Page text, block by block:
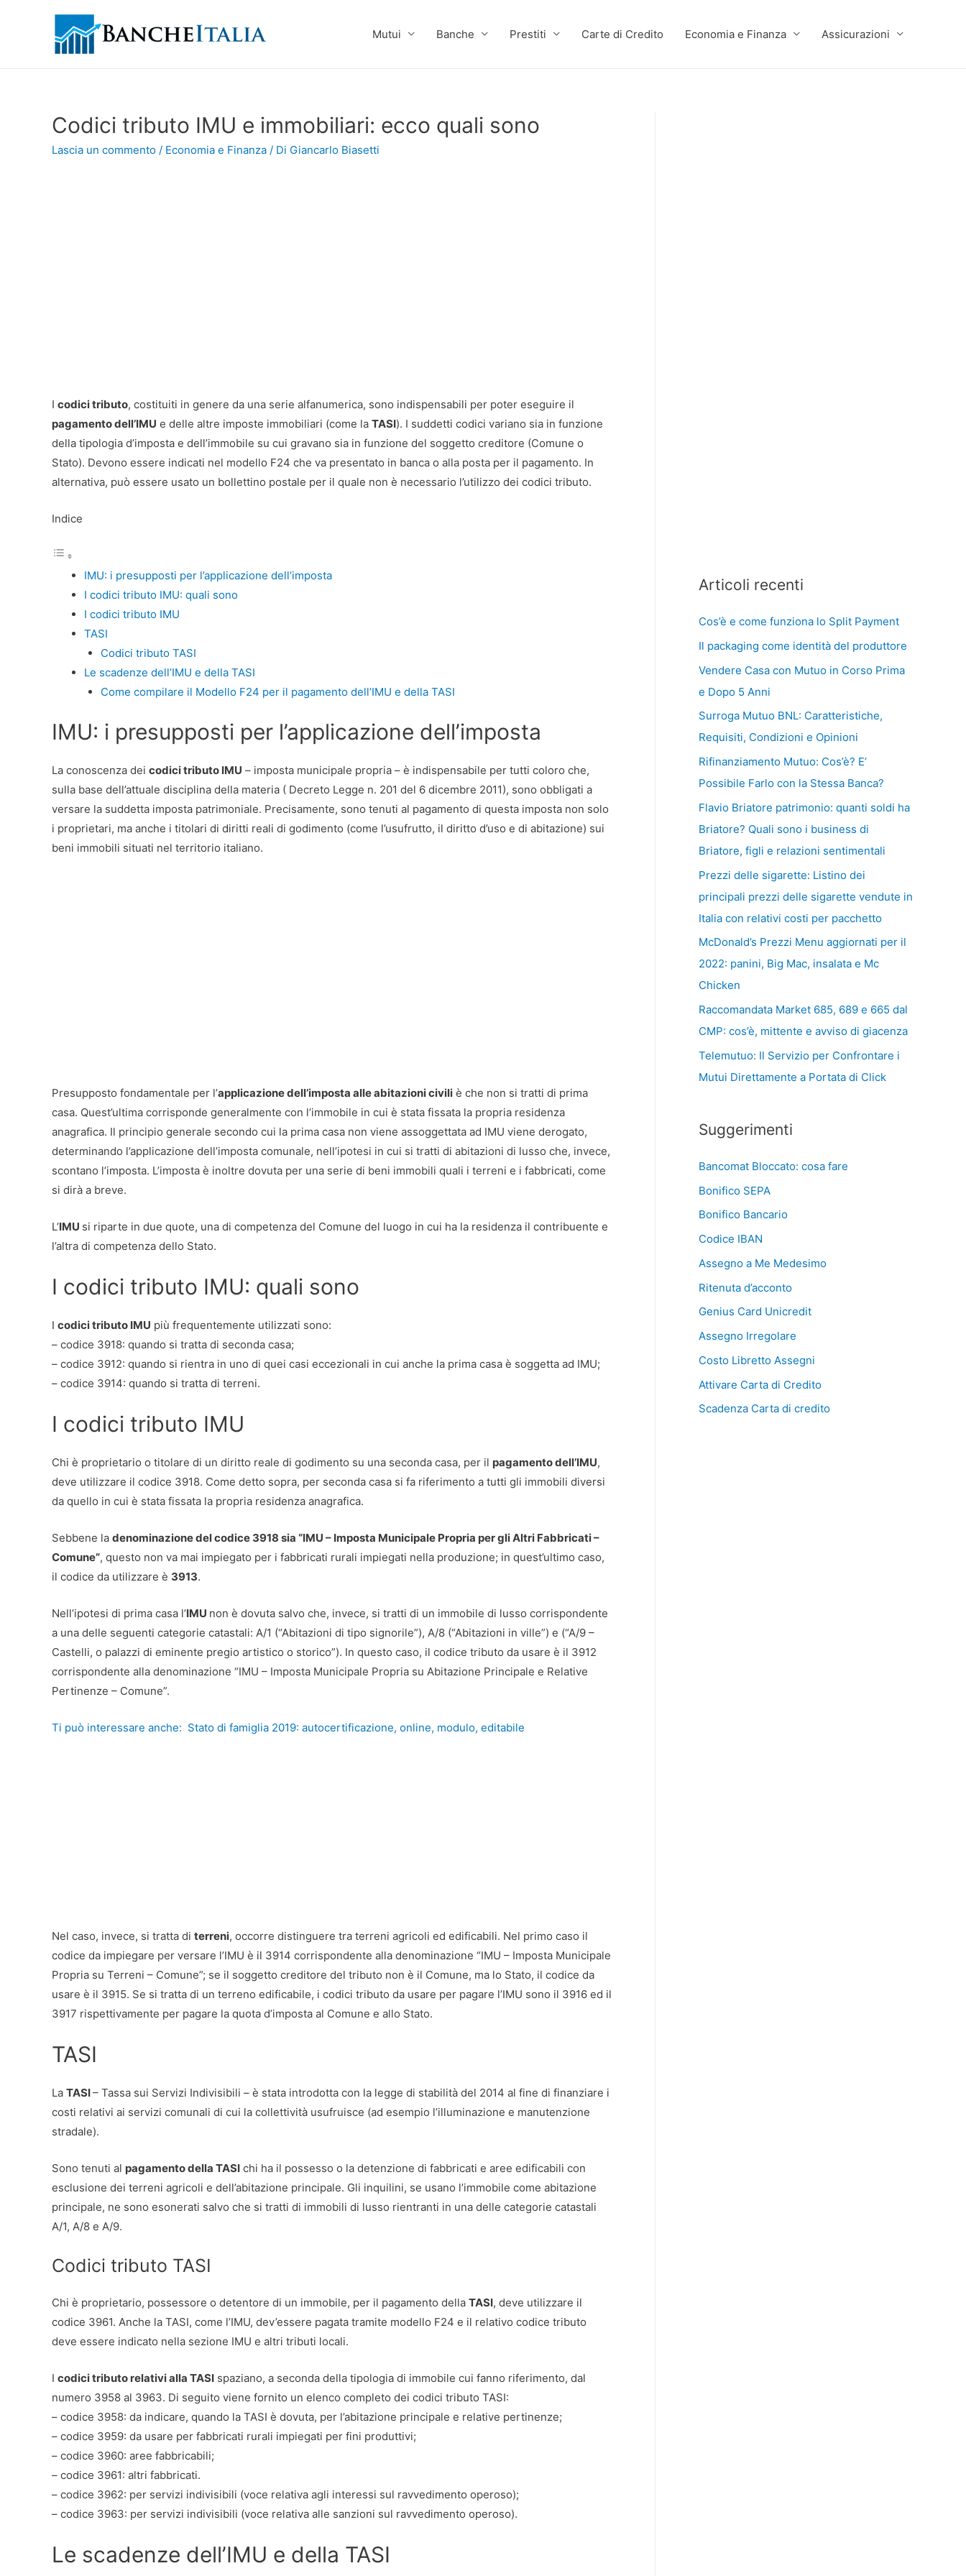
Mutui Banche Prestiti Carte di Credito Economia e Finanza Assicurazioni
Codici tributo IMU e immobiliari: ecco quali sono
Lascia un commento / Economia e Finanza / Di Giancarlo Biasetti
I codici tributo, costituiti in genere da una serie alfanumerica, sono indispensabili per poter eseguire il
pagamento dell’IMU e delle altre imposte immobiliari (come la TASI). I suddetti codici variano sia in funzione
della tipologia d’imposta e dell’immobile su cui gravano sia in funzione del soggetto creditore (Comune o
Stato). Devono essere indicati nel modello F24 che va presentato in banca o alla posta per il pagamento. In
alternativa, può essere usato un bollettino postale per il quale non è necessario l’utilizzo dei codici tributo.
Indice
IMU: i presupposti per l’applicazione dell’imposta
I codici tributo IMU: quali sono
I codici tributo IMU
TASI
Codici tributo TASI
Le scadenze dell’IMU e della TASI
Come compilare il Modello F24 per il pagamento dell’IMU e della TASI
IMU: i presupposti per l’applicazione dell’imposta
La conoscenza dei codici tributo IMU – imposta municipale propria – è indispensabile per tutti coloro che,
sulla base dell’attuale disciplina della materia ( Decreto Legge n. 201 del 6 dicembre 2011), sono obbligati a
versare la suddetta imposta patrimoniale. Precisamente, sono tenuti al pagamento di questa imposta non solo
i proprietari, ma anche i titolari di diritti reali di godimento (come l’usufrutto, il diritto d’uso e di abitazione) sui
beni immobili situati nel territorio italiano.
Presupposto fondamentale per l’applicazione dell’imposta alle abitazioni civili è che non si tratti di prima
casa. Quest’ultima corrisponde generalmente con l’immobile in cui è stata fissata la propria residenza
anagrafica. Il principio generale secondo cui la prima casa non viene assoggettata ad IMU viene derogato,
determinando l’applicazione dell’imposta comunale, nell’ipotesi in cui si tratti di abitazioni di lusso che, invece,
scontano l’imposta. L’imposta è inoltre dovuta per una serie di beni immobili quali i terreni e i fabbricati, come
si dirà a breve.
L’IMU si riparte in due quote, una di competenza del Comune del luogo in cui ha la residenza il contribuente e
l’altra di competenza dello Stato.
I codici tributo IMU: quali sono
I codici tributo IMU più frequentemente utilizzati sono:
– codice 3918: quando si tratta di seconda casa;
– codice 3912: quando si rientra in uno di quei casi eccezionali in cui anche la prima casa è soggetta ad IMU;
– codice 3914: quando si tratta di terreni.
I codici tributo IMU
Chi è proprietario o titolare di un diritto reale di godimento su una seconda casa, per il pagamento dell’IMU,
deve utilizzare il codice 3918. Come detto sopra, per seconda casa si fa riferimento a tutti gli immobili diversi
da quello in cui è stata fissata la propria residenza anagrafica.
Sebbene la denominazione del codice 3918 sia “IMU – Imposta Municipale Propria per gli Altri Fabbricati –
Comune”, questo non va mai impiegato per i fabbricati rurali impiegati nella produzione; in quest’ultimo caso,
il codice da utilizzare è 3913.
Nell’ipotesi di prima casa l’IMU non è dovuta salvo che, invece, si tratti di un immobile di lusso corrispondente
a una delle seguenti categorie catastali: A/1 (“Abitazioni di tipo signorile”), A/8 (“Abitazioni in ville”) e (“A/9 –
Castelli, o palazzi di eminente pregio artistico o storico”). In questo caso, il codice tributo da usare è il 3912
corrispondente alla denominazione “IMU – Imposta Municipale Propria su Abitazione Principale e Relative
Pertinenze – Comune”.
Ti può interessare anche: Stato di famiglia 2019: autocertificazione, online, modulo, editabile
Nel caso, invece, si tratta di terreni, occorre distinguere tra terreni agricoli ed edificabili. Nel primo caso il
codice da impiegare per versare l’IMU è il 3914 corrispondente alla denominazione “IMU – Imposta Municipale
Propria su Terreni – Comune”; se il soggetto creditore del tributo non è il Comune, ma lo Stato, il codice da
usare è il 3915. Se si tratta di un terreno edificabile, i codici tributo da usare per pagare l’IMU sono il 3916 ed il
3917 rispettivamente per pagare la quota d’imposta al Comune e allo Stato.
TASI
La TASI– Tassa sui Servizi Indivisibili – è stata introdotta con la legge di stabilità del 2014 al fine di finanziare i
costi relativi ai servizi comunali di cui la collettività usufruisce (ad esempio l’illuminazione e manutenzione
stradale).
Sono tenuti al pagamento della TASI chi ha il possesso o la detenzione di fabbricati e aree edificabili con
esclusione dei terreni agricoli e dell’abitazione principale. Gli inquilini, se usano l’immobile come abitazione
principale, ne sono esonerati salvo che si tratti di immobili di lusso rientranti in una delle categorie catastali
A/1, A/8 e A/9.
Codici tributo TASI
Chi è proprietario, possessore o detentore di un immobile, per il pagamento della TASI, deve utilizzare il
codice 3961. Anche la TASI, come l’IMU, dev’essere pagata tramite modello F24 e il relativo codice tributo
deve essere indicato nella sezione IMU e altri tributi locali.
I codici tributo relativi alla TASI spaziano, a seconda della tipologia di immobile cui fanno riferimento, dal
numero 3958 al 3963. Di seguito viene fornito un elenco completo dei codici tributo TASI:
– codice 3958: da indicare, quando la TASI è dovuta, per l’abitazione principale e relative pertinenze;
– codice 3959: da usare per fabbricati rurali impiegati per fini produttivi;
– codice 3960: aree fabbricabili;
– codice 3961: altri fabbricati.
– codice 3962: per servizi indivisibili (voce relativa agli interessi sul ravvedimento operoso);
– codice 3963: per servizi indivisibili (voce relativa alle sanzioni sul ravvedimento operoso).
Le scadenze dell’IMU e della TASI
Articoli recenti
Cos’è e come funziona lo Split Payment
Il packaging come identità del produttore
Vendere Casa con Mutuo in Corso Prima
e Dopo 5 Anni
Surroga Mutuo BNL: Caratteristiche,
Requisiti, Condizioni e Opinioni
Rifinanziamento Mutuo: Cos’è? E’
Possibile Farlo con la Stessa Banca?
Flavio Briatore patrimonio: quanti soldi ha
Briatore? Quali sono i business di
Briatore, figli e relazioni sentimentali
Prezzi delle sigarette: Listino dei
principali prezzi delle sigarette vendute in
Italia con relativi costi per pacchetto
McDonald’s Prezzi Menu aggiornati per il
2022: panini, Big Mac, insalata e Mc
Chicken
Raccomandata Market 685, 689 e 665 dal
CMP: cos’è, mittente e avviso di giacenza
Telemutuo: Il Servizio per Confrontare i
Mutui Direttamente a Portata di Click
Suggerimenti
Bancomat Bloccato: cosa fare
Bonifico SEPA
Bonifico Bancario
Codice IBAN
Assegno a Me Medesimo
Ritenuta d’acconto
Genius Card Unicredit
Assegno Irregolare
Costo Libretto Assegni
Attivare Carta di Credito
Scadenza Carta di credito